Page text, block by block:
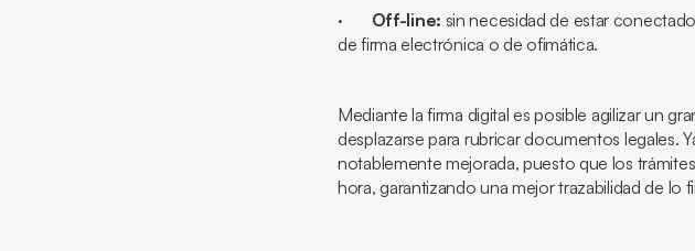
· Off-line: sin necesidad de estar
de firma electrónica o de ofimática.
Mediante la firma digital es posible agilizar un
desplazarse para rubricar documentos legales.
notablemente mejorada, puesto que los
hora, garantizando una mejor trazabilidad de lo